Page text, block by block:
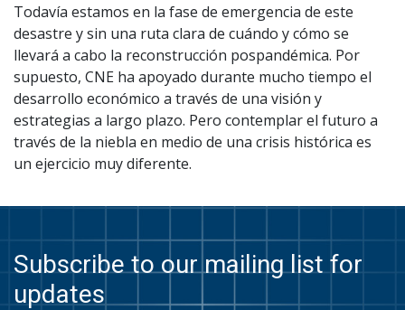
Todavía estamos en la fase de emergencia de este
desastre y sin una ruta clara de cuándo y cómo se
llevará a cabo la reconstrucción pospandémica. Por
supuesto, CNE ha apoyado durante mucho tiempo el
desarrollo económico a través de una visión y
estrategias a largo plazo. Pero contemplar el futuro a
través de la niebla en medio de una crisis histórica es
un ejercicio muy diferente.
Subscribe to our mailing list for
updates